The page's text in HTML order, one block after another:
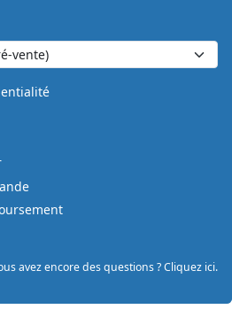
avez encore des questions ? Cliquez ici.